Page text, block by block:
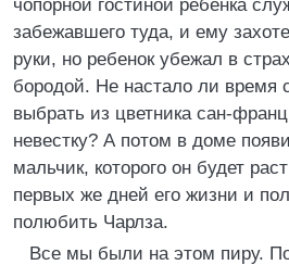
чопорной гостиной ребенка
забежавшего туда, и ему
руки, но ребенок убежал в
бородой. Не настало ли время
выбрать из цветника сан-
невестку? А потом в доме
мальчик, которого он будет
первых же дней его жизни и
полюбить Чарлза.
Все мы были на этом пиру.